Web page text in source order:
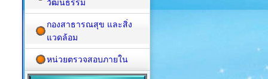
วัฒนธรรม
กองสาธารณสุข และสิ่ง
แวดล้อม
หน่วยตรวจสอบภายใน